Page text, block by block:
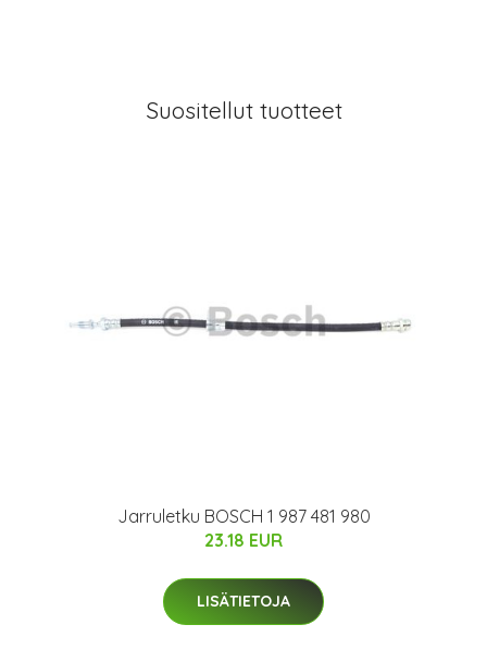
Suositellut tuotteet
Jarruletku BOSCH 1 987 481 980
23.18 EUR
LISÄTIETOJA